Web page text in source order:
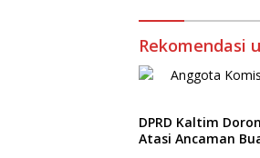
Rekomendasi
DPRD Kaltim
Atasi Ancaman